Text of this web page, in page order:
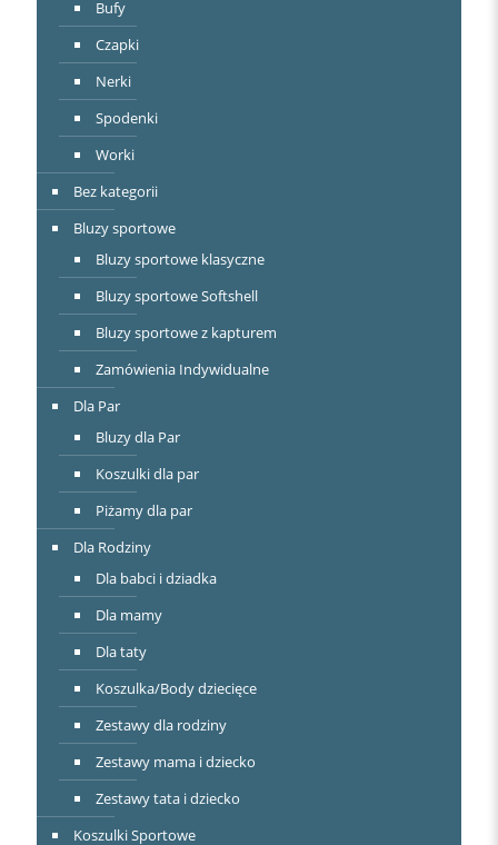
Bufy
Czapki
Nerki
Spodenki
Worki
Bez kategorii
Bluzy sportowe
Bluzy sportowe klasyczne
Bluzy sportowe Softshell
Bluzy sportowe z kapturem
Zamówienia Indywidualne
Dla Par
Bluzy dla Par
Koszulki dla par
Piżamy dla par
Dla Rodziny
Dla babci i dziadka
Dla mamy
Dla taty
Koszulka/Body dziecięce
Zestawy dla rodziny
Zestawy mama i dziecko
Zestawy tata i dziecko
Koszulki Sportowe